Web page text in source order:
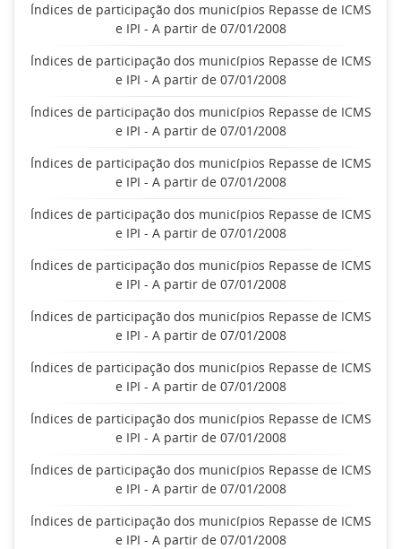
Índices de participação dos municípios Repasse de ICMS
e IPI - A partir de 07/01/2008
Índices de participação dos municípios Repasse de ICMS
e IPI - A partir de 07/01/2008
Índices de participação dos municípios Repasse de ICMS
e IPI - A partir de 07/01/2008
Índices de participação dos municípios Repasse de ICMS
e IPI - A partir de 07/01/2008
Índices de participação dos municípios Repasse de ICMS
e IPI - A partir de 07/01/2008
Índices de participação dos municípios Repasse de ICMS
e IPI - A partir de 07/01/2008
Índices de participação dos municípios Repasse de ICMS
e IPI - A partir de 07/01/2008
Índices de participação dos municípios Repasse de ICMS
e IPI - A partir de 07/01/2008
Índices de participação dos municípios Repasse de ICMS
e IPI - A partir de 07/01/2008
Índices de participação dos municípios Repasse de ICMS
e IPI - A partir de 07/01/2008
Índices de participação dos municípios Repasse de ICMS
e IPI - A partir de 07/01/2008